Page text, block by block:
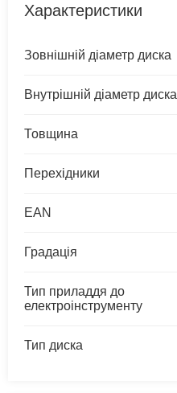
Характеристики
Зовнішній діаметр диска
Внутрішній діаметр диска
Товщина
Перехідники
EAN
Градація
Тип приладдя до
електроінструменту
Тип диска